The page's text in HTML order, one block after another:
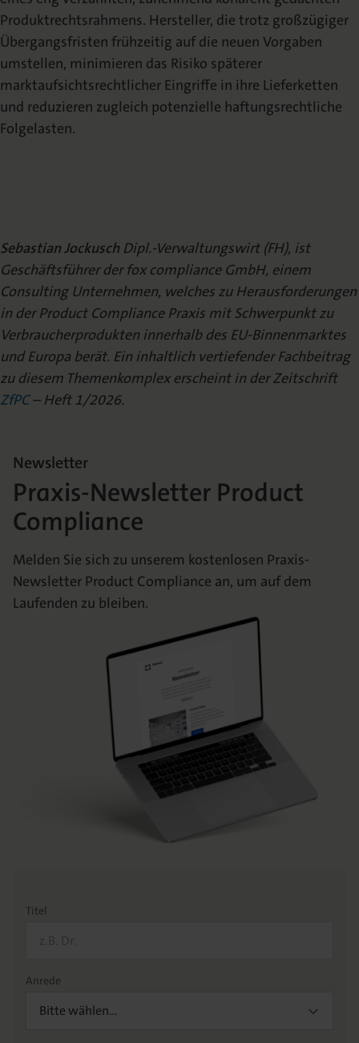
Produktrechtsrahmens. Hersteller, die trotz großzügiger
Übergangsfristen frühzeitig auf die neuen Vorgaben
umstellen, minimieren das Risiko späterer
marktaufsichtsrechtlicher Eingriffe in ihre Lieferketten
und reduzieren zugleich potenzielle haftungsrechtliche
Folgelasten.
Sebastian JockuschDipl.-Verwaltungswirt (FH), ist
Geschäftsführer der fox compliance GmbH, einem
Consulting Unternehmen, welches zu Herausforderungen
in der Product Compliance Praxis mit Schwerpunkt zu
Verbraucherprodukten innerhalb des EU-Binnenmarktes
und Europa berät. Ein inhaltlich vertiefender Fachbeitrag
zu diesem Themenkomplex erscheint in der Zeitschrift
ZfPC– Heft 1/2026.
Newsletter
Praxis-Newsletter Product
Compliance
Melden Sie sich zu unserem kostenlosen Praxis-
Newsletter Product Compliance an, um auf dem
Laufenden zu bleiben.
Titel
Anrede
Bitte wählen…